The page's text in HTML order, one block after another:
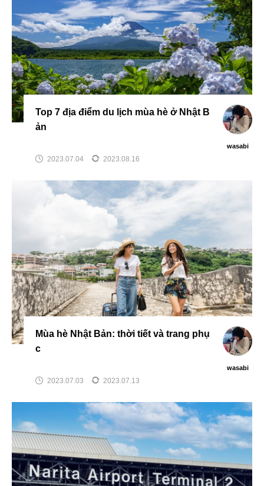
Top 7 địa điểm du lịch mùa hè ở Nhật B
ản
wasabi
2023.07.04 2023.08.16
Mùa hè Nhật Bản: thời tiết và trang phụ
c
wasabi
2023.07.03 2023.07.13